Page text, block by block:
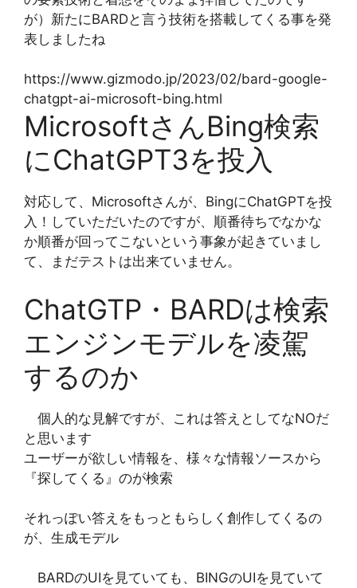
が）新たにBARDと言う技術を搭載してくる事を発
表しましたね
https://www.gizmodo.jp/2023/02/bard-google-
chatgpt-ai-microsoft-bing.html
MicrosoftさんBing検索
にChatGPT3を投入
対応して、Microsoftさんが、BingにChatGPTを投
入！していただいたのですが、順番待ちでなかな
か順番が回ってこないという事象が起きていまし
て、まだテストは出来ていません。
ChatGTP・BARDは検索
エンジンモデルを凌駕
するのか
個人的な見解ですが、これは答えとしてなNOだ
と思います
ユーザーが欲しい情報を、様々な情報ソースから
『探してくる』のが検索
それっぽい答えをもっともらしく創作してくるの
が、生成モデル
BARDのUIを見ていても、BINGのUIを見ていて